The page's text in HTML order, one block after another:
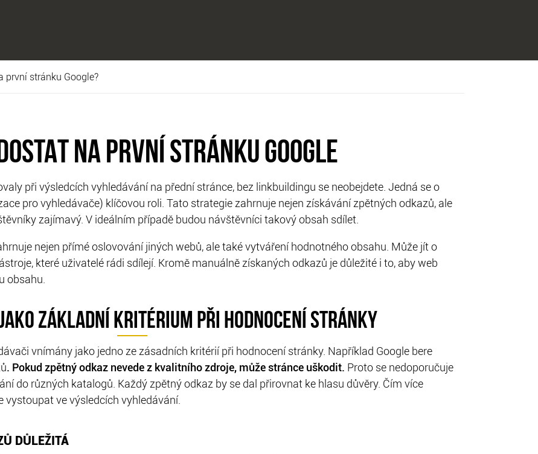
první stránku Google?
NA PRVNÍ STRÁNKU GOOGLE
při výsledcích vyhledávání na přední stránce, bez linkbuildingu se neobejdete. Jedná se o
pro vyhledávače) klíčovou roli. Tato strategie zahrnuje nejen získávání zpětných odkazů, ale
zajímavý. V ideálním případě budou návštěvníci takový obsah sdílet.
nejen přímé oslovování jiných webů, ale také vytváření hodnotného obsahu. Může jít o
které uživatelé rádi sdílejí. Kromě manuálně získaných odkazů je důležité i to, aby web
obsahu.
ZÁKLADNÍ KRITÉRIUM PŘI HODNOCENÍ STRÁNKY
vnímány jako jedno ze zásadních kritérií při hodnocení stránky. Například Google bere
. Pokud zpětný odkaz nevede z kvalitního zdroje, může stránce uškodit. Proto se nedoporučuje
do různých katalogů. Každý zpětný odkaz by se dal přirovnat ke hlasu důvěry. Čím více
ve výsledcích vyhledávání.
DŮLEŽITÁ